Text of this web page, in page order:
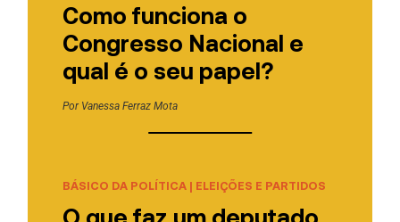
Como funciona o
Congresso Nacional e
qual é o seu papel?
Por Vanessa Ferraz Mota
BÁSICO DA POLÍTICA| ELEIÇÕES E PARTIDOS
O que faz um deputado